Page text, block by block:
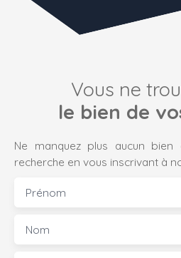
Vous ne
le bien de
Ne manquez plus aucun
recherche en vous inscrivant à
Prénom
Nom